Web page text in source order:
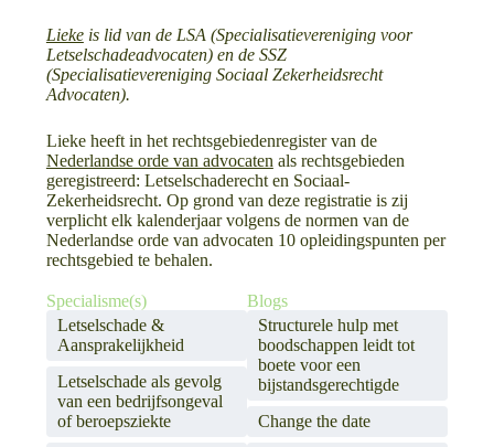
Liekeis lid van de LSA (Specialisatievereniging voor
Letselschadeadvocaten) en de SSZ
(Specialisatievereniging Sociaal Zekerheidsrecht
Advocaten).
Lieke heeft in het rechtsgebiedenregister van de
Nederlandse orde van advocaten als rechtsgebieden
geregistreerd: Letselschaderecht en Sociaal-
Zekerheidsrecht. Op grond van deze registratie is zij
verplicht elk kalenderjaar volgens de normen van de
Nederlandse orde van advocaten 10 opleidingspunten per
rechtsgebied te behalen.
Specialisme(s)
Letselschade &
Aansprakelijkheid
Letselschade als gevolg
van een bedrijfsongeval
of beroepsziekte
Blogs
Structurele hulp met
boodschappen leidt tot
boete voor een
bijstandsgerechtigde
Change the date